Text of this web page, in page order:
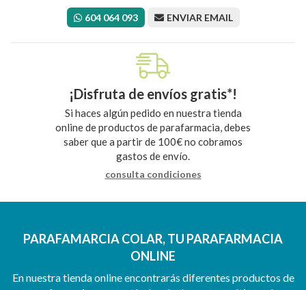
604 064 093 ENVIAR EMAIL
¡Disfruta de envíos gratis*!
Si haces algún pedido en nuestra tienda
online de productos de parafarmacia, debes
saber que a partir de 100€ no cobramos
gastos de envío.
consulta condiciones
PARAFAMARCIA COLAR, TU PARAFARMACIA
ONLINE
En nuestra tienda online encontrarás diferentes productos de